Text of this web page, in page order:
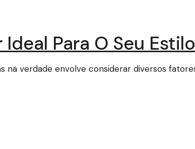
Para O Seu
verdade envolve considerar diversos